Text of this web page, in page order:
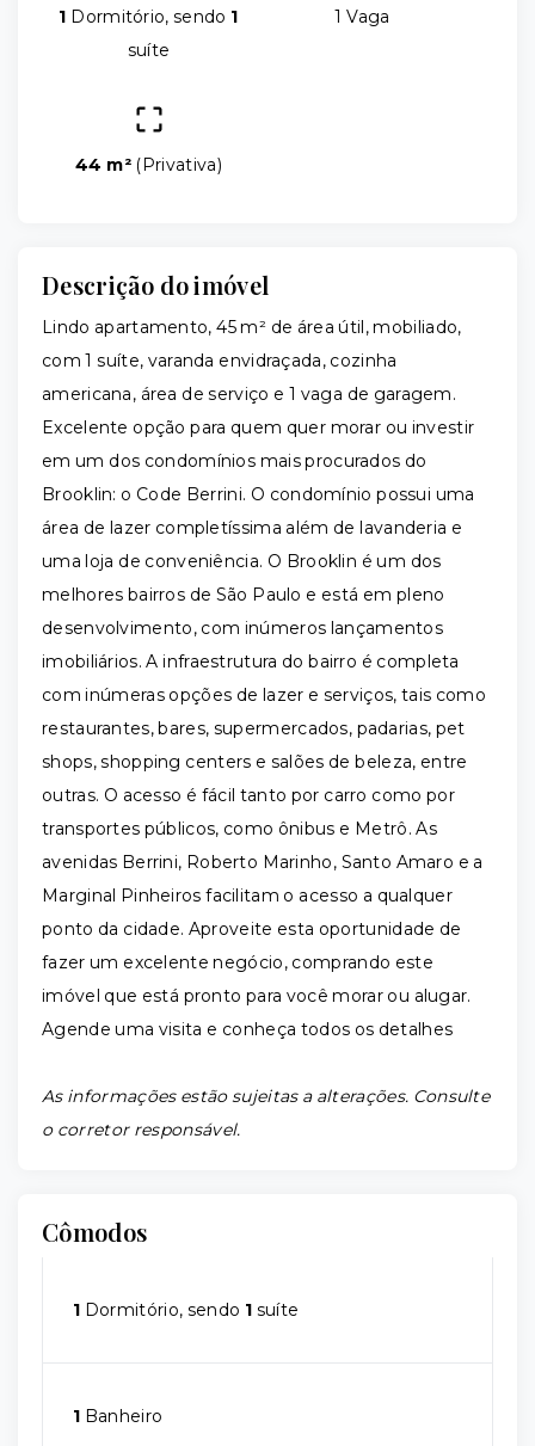
1 Dormitório, sendo 1
suíte
1 Vaga
44 m² (Privativa)
Descrição do imóvel
Lindo apartamento, 45 m² de área útil, mobiliado,
com 1 suíte, varanda envidraçada, cozinha
americana, área de serviço e 1 vaga de garagem.
Excelente opção para quem quer morar ou investir
em um dos condomínios mais procurados do
Brooklin: o Code Berrini. O condomínio possui uma
área de lazer completíssima além de lavanderia e
uma loja de conveniência. O Brooklin é um dos
melhores bairros de São Paulo e está em pleno
desenvolvimento, com inúmeros lançamentos
imobiliários. A infraestrutura do bairro é completa
com inúmeras opções de lazer e serviços, tais como
restaurantes, bares, supermercados, padarias, pet
shops, shopping centers e salões de beleza, entre
outras. O acesso é fácil tanto por carro como por
transportes públicos, como ônibus e Metrô. As
avenidas Berrini, Roberto Marinho, Santo Amaro e a
Marginal Pinheiros facilitam o acesso a qualquer
ponto da cidade. Aproveite esta oportunidade de
fazer um excelente negócio, comprando este
imóvel que está pronto para você morar ou alugar.
Agende uma visita e conheça todos os detalhes
As informações estão sujeitas a alterações. Consulte
o corretor responsável.
Cômodos
1 Dormitório, sendo 1 suíte
1 Banheiro